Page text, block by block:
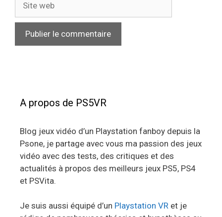
web
A propos de PS5VR
Blog jeux vidéo d’un Playstation fanboy depuis la
Psone, je partage avec vous ma passion des jeux
vidéo avec des tests, des critiques et des
actualités à propos des meilleurs jeux PS5, PS4
et PSVita.
Je suis aussi équipé d’un Playstation VR et je